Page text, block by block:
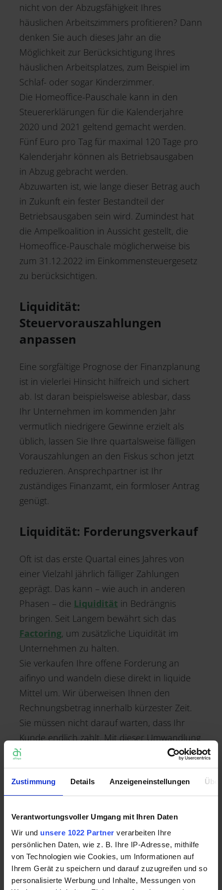
Zustimmung Details Anzeigeneinstellungen
Verantwortungsvoller Umgang mit Ihren Daten
Wir und unsere 1022 Partner verarbeiten Ihre
persönlichen Daten, wie z. B. Ihre IP-Adresse, mithilfe
von Technologien wie Cookies, um Informationen auf
Ihrem Gerät zu speichern und darauf zuzugreifen und so
personalisierte Werbung und Inhalte, Messungen von
nicht von der Abzugsfähigkeit Ihres
häuslichen Arbeitszimmers profitieren? Dann
denken Sie auch dieses Jahr an die
Möglichkeit zur Berücksichtigung Ihres
häuslichen Arbeitsplatzes, zum Beispiel im
Schlaf- oder sogar Kinderzimmer.
Die Homeoffice-Pauschale kann in den
Steuererklärungen für die Kalenderjahre
2020 und 2021 geltend gemacht werden.
Fünf Euro pro Tag für maximal 120 Tage pro
Kalenderjahr können als Betriebsausgaben
in Abzug gebracht werden.
Abzuwarten ist, wie lange dieser Betrag auch
in Zukunft ein fester Bestandteil der
Betriebsausgaben sein wird. Zumindest hat
die Ampelkoalition in Aussicht gestellt, die
Homeoffice-Pauschale möglicherweise bis
zum 31.12.2022 im Einkommensteuergesetz
zu berücksichtigen.
Liquidität:
Steuervorauszahlungen
anpassen
Eine sorgfältige Prognose der Finanzplanung
ist in vielerlei Hinsicht hilfreich und sichert
ab. Ist daran beispielsweise ablesbar, dass
Ihr Unternehmen im kommenden Jahr
vermutlich niedrigere Gewinne erzielt als
üblich, lassen Sie Ihre quartalsweise fälligen
Vorauszahlungen an den Fiskus schon jetzt
reduzieren. Ansprechpartner ist Ihr
zuständiges Finanzamt, ein formloser Antrag
genügt.
Liquidität: Forderungsverkauf
Oft ist das erste Quartal eines Jahres von
einer Vielzahl jährlich fälliger Zahlungen
geprägt. Das kann – wie auch in anderen
Phasen – die Liquidität in Bedrängnis
bringen. Seit Langem bewährt sich das
Factoring, um zusätzliche Liquidität im
Unternehmen zu halten.
Sie verkaufen Ihre offene Forderung an
aifinyo und wandeln diese direkt in liquide
Mittel um. Wir überweisen Ihnen den
Rechnungsbetrag innerhalb kürzester Zeit.
Sie müssen nicht darauf warten, dass Ihr
Kunde endlich zahlt. Mit dieser Umwandlung
von Forderungen in Liquidität stärken Sie
Ihre Finanzen dauerhaft zuverlässig. So
bleiben am Ende des Jahres noch genügend
Mittel für die Ergänzung der Büroausstattung
oder die Weihnachtsgeschenke für die
Im Übrigen: Forderungen aus 2018 verjähren
zum Jahresende 2021. Wer also seit rund
drei Jahren bestehende Forderungen noch
einzutreiben hat, sollte das jetzt schleunigst